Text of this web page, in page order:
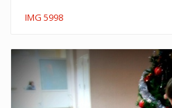
IMG 5998